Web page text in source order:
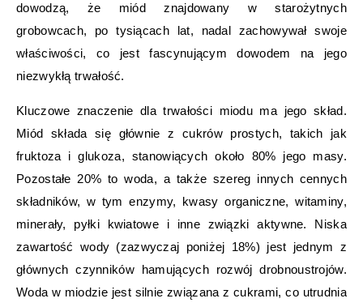
dowodzą, że miód znajdowany w starożytnych
grobowcach, po tysiącach lat, nadal zachowywał swoje
właściwości, co jest fascynującym dowodem na jego
niezwykłą trwałość.
Kluczowe znaczenie dla trwałości miodu ma jego skład.
Miód składa się głównie z cukrów prostych, takich jak
fruktoza i glukoza, stanowiących około 80% jego masy.
Pozostałe 20% to woda, a także szereg innych cennych
składników, w tym enzymy, kwasy organiczne, witaminy,
minerały, pyłki kwiatowe i inne związki aktywne. Niska
zawartość wody (zazwyczaj poniżej 18%) jest jednym z
głównych czynników hamujących rozwój drobnoustrojów.
Woda w miodzie jest silnie związana z cukrami, co utrudnia